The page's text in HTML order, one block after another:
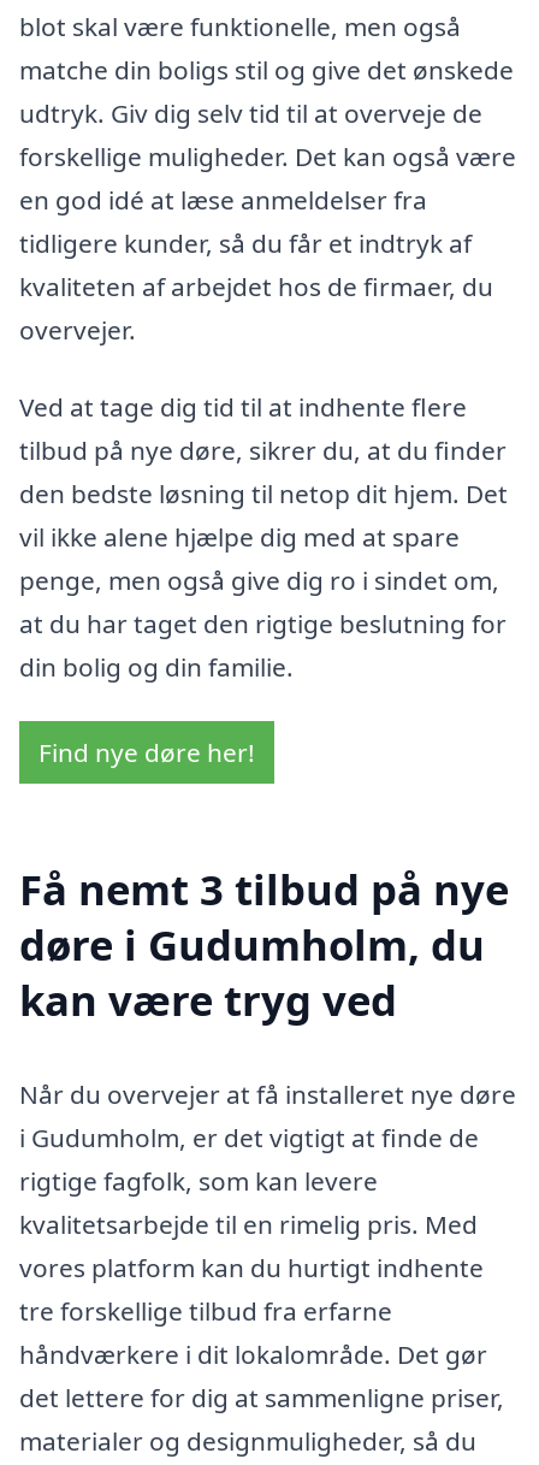
blot skal være funktionelle, men også
matche din boligs stil og give det ønskede
udtryk. Giv dig selv tid til at overveje de
forskellige muligheder. Det kan også være
en god idé at læse anmeldelser fra
tidligere kunder, så du får et indtryk af
kvaliteten af arbejdet hos de firmaer, du
overvejer.
Ved at tage dig tid til at indhente flere
tilbud på nye døre, sikrer du, at du finder
den bedste løsning til netop dit hjem. Det
vil ikke alene hjælpe dig med at spare
penge, men også give dig ro i sindet om,
at du har taget den rigtige beslutning for
din bolig og din familie.
Find nye døre her!
Få nemt 3 tilbud på nye
døre i Gudumholm, du
kan være tryg ved
Når du overvejer at få installeret nye døre
i Gudumholm, er det vigtigt at finde de
rigtige fagfolk, som kan levere
kvalitetsarbejde til en rimelig pris. Med
vores platform kan du hurtigt indhente
tre forskellige tilbud fra erfarne
håndværkere i dit lokalområde. Det gør
det lettere for dig at sammenligne priser,
materialer og designmuligheder, så du